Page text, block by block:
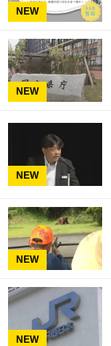
NEW
NEW
NEW
NEW
NEW